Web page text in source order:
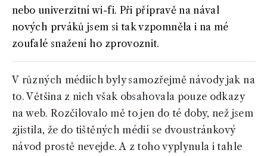
nebo univerzitní wi-fi. Při přípravě na nával
nových prváků jsem si tak vzpomněla i na mé
zoufalé snažení ho zprovoznit.
V různých médiích byly samozřejmě návody jak na
to. Většina z nich však obsahovala pouze odkazy
na web. Rozčilovalo mě to jen do té doby, než jsem
zjistila, že do tištěných médií se dvoustránkový
návod prostě nevejde. A z toho vyplynula i tahle